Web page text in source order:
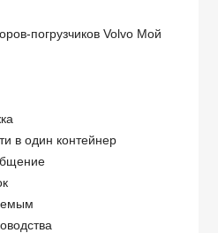
погрузчиков Volvo Мой
в один контейнер